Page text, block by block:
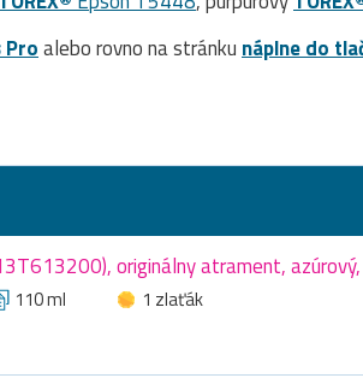
alebo rovno na stránku náplne do
originálny atrament,
110 ml
1 zlaťák